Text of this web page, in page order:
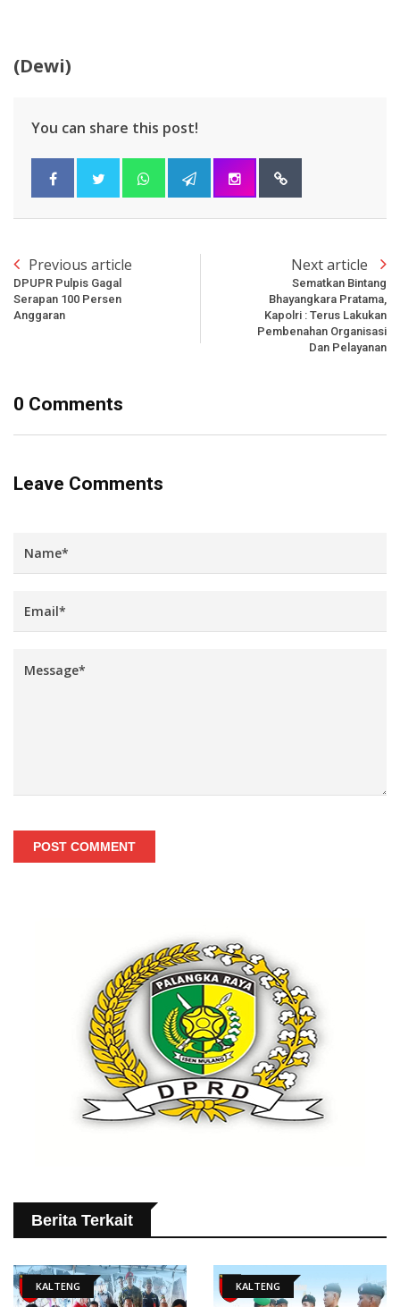
(Dewi)
You can share this post!
Previous article
DPUPR Pulpis Gagal
Serapan 100 Persen
Anggaran
Next article
Sematkan Bintang
Bhayangkara Pratama,
Kapolri : Terus Lakukan
Pembenahan Organisasi
Dan Pelayanan
0 Comments
Leave Comments
POST COMMENT
Berita Terkait
KALTENG KALTENG